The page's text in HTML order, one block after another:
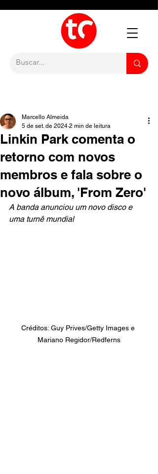
Linkin Park comenta o
retorno com novos
membros e fala sobre o
novo álbum, 'From Zero'
Marcello Almeida
5 de set. de 2024 2 min de leitura
A banda anunciou um novo disco e
uma turnê mundial
Créditos: Guy Prives/Getty Images e
Mariano Regidor/Redferns